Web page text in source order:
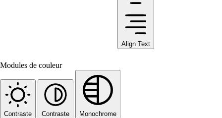
Align Text
Modules de couleur
Contraste Contraste Monochrome